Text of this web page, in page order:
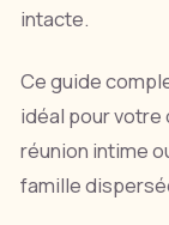
intacte.
Ce guide
idéal pour votre
réunion intime
famille